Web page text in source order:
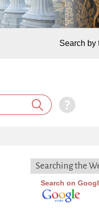
Search by
Searching the
Search on